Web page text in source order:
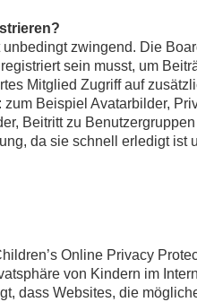
zwingend. Die
sein musst, um
Mitglied Zugriff auf
zum Beispiel Avatarbilder,
Beitritt zu
da sie schnell erledigt ist
Online Privacy
von Kindern im
dass Websites, die